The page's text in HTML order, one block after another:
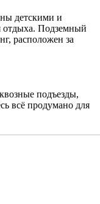
детскими и
отдыха. Подземный
расположен за
подъезды,
всё продумано для